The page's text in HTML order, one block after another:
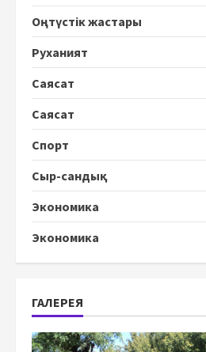
Оңтүстік жастары
Руханият
Саясат
Саясат
Спорт
Сыр-сандық
Экономика
Экономика
ГАЛЕРЕЯ